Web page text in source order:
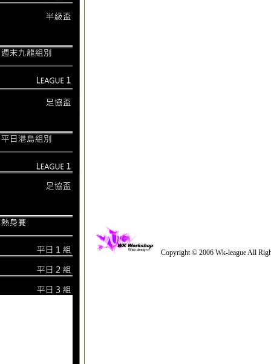
Copyright © 2006 Wk-league All